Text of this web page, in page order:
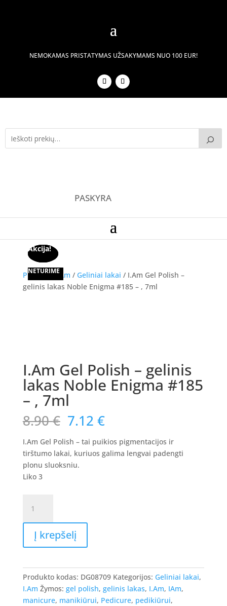
NEMOKAMAS PRISTATYMAS UŽSAKYMAMS NUO 100 EUR!
PASKYRA
Pradžia/I.Am / Geliniai lakai / I.Am Gel Polish –
gelinis lakas Noble Enigma #185 – , 7ml
I.Am Gel Polish – gelinis
lakas Noble Enigma #185
– , 7ml
8.90€ Original
price
was:
8.90 €.
7.12 €Current
price
is:
7.12 €.
I.Am Gel Polish – tai puikios pigmentacijos ir
tirštumo lakai, kuriuos galima lengvai padengti
plonu sluoksniu.
Liko 3
kiekis:
I.Am
Polish
gelinis
lakas
Noble
Į krepšelį
Produkto kodas: DG08709 Kategorijos: Geliniai lakai,
I.Am Žymos: gel polish, gelinis lakas, I.Am, IAm,
manicure, manikiūrui, Pedicure, pedikiūrui,
Akcija!
Akcija!
NETURIME
Akcija!